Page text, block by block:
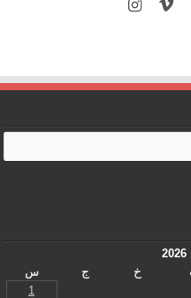
خ ج
س
1